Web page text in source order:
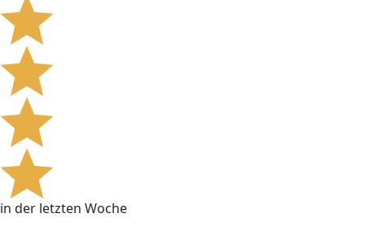
in der letzten Woche